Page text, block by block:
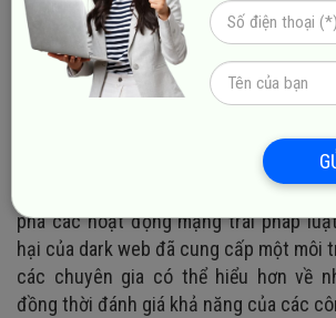
công cụ để duyệt web ẩn danh và
riêng tư của mình. Đó có thể là các nhà
cứu, nhà hoạt động nhân quyền,... hay
tâm đến việc tránh bị chính quyền theo
Các chuyên gia nghiên cứu về vấn
chuyên gia đã tìm cách truy cập dark
về lỗ hổng bảo mật, phân tích phần
phá các hoạt động mạng trái pháp
hại của dark web đã cung cấp một môi
các chuyên gia có thể hiểu hơn về
đồng thời đánh giá khả năng của các